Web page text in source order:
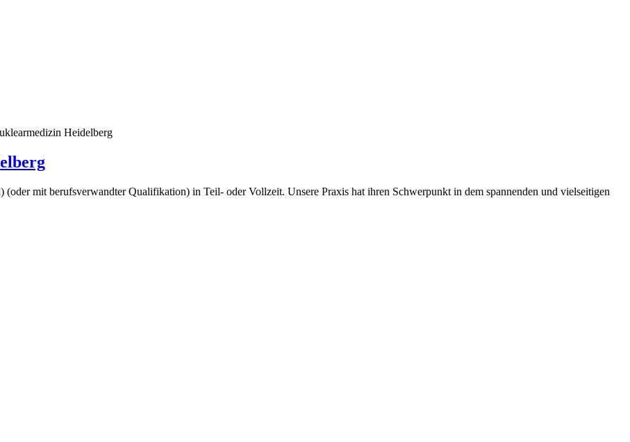
Heidelberg
mit berufsverwandter Qualifikation) in Teil- oder Vollzeit. Unsere Praxis hat ihren Schwerpunkt in dem spannenden und vielseitigen